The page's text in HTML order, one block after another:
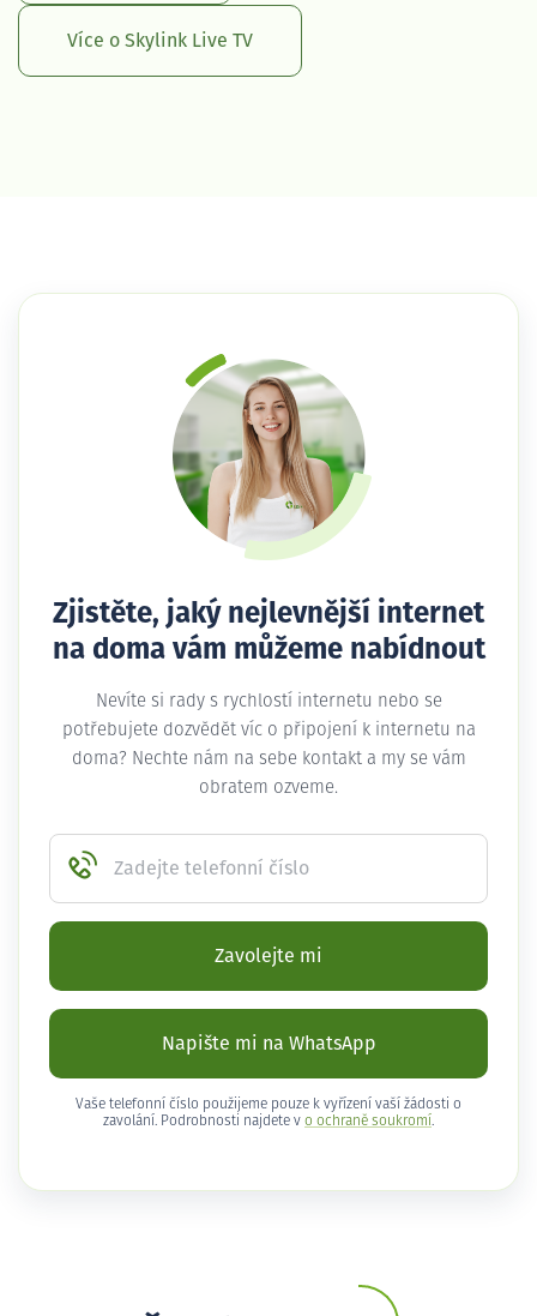
Více o Skylink Live TV
Zjistěte, jaký nejlevnější internet
na doma vám můžeme nabídnout
Nevíte si rady s rychlostí internetu nebo se
potřebujete dozvědět víc o připojení k internetu na
doma? Nechte nám na sebe kontakt a my se vám
obratem ozveme.
Zadejte telefonní číslo
Zavolejte mi
Napište mi na WhatsApp
Vaše telefonní číslo použijeme pouze k vyřízení vaší žádosti o
zavolání. Podrobnosti najdete v o ochraně soukromí .